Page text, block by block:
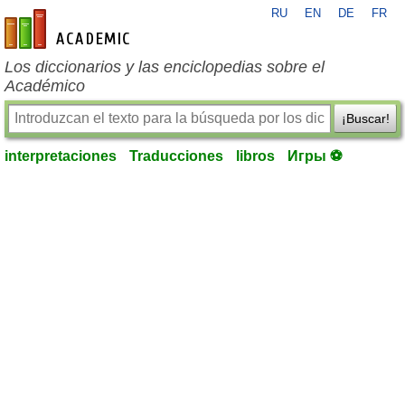
es-academic.com
RU EN DE FR
Los diccionarios y las enciclopedias sobre el
Académico
¡Buscar!
interpretaciones Traducciones libros Игры ⚽